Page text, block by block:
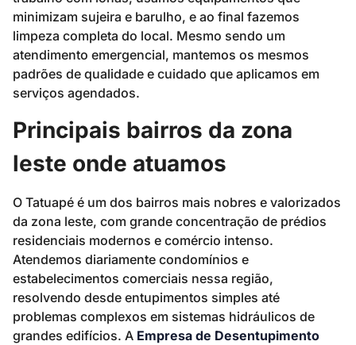
minimizam sujeira e barulho, e ao final fazemos
limpeza completa do local. Mesmo sendo um
atendimento emergencial, mantemos os mesmos
padrões de qualidade e cuidado que aplicamos em
serviços agendados.
Principais bairros da zona
leste onde atuamos
O Tatuapé é um dos bairros mais nobres e valorizados
da zona leste, com grande concentração de prédios
residenciais modernos e comércio intenso.
Atendemos diariamente condomínios e
estabelecimentos comerciais nessa região,
resolvendo desde entupimentos simples até
problemas complexos em sistemas hidráulicos de
grandes edifícios. A Empresa de Desentupimento